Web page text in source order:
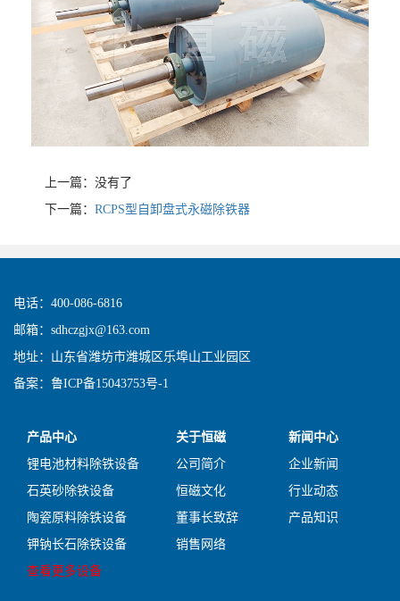
上一篇：没有了
下一篇： RCPS型自卸盘式永磁除铁器
电话：400-086-6816
邮箱：sdhczgjx@163.com
地址：山东省潍坊市潍城区乐埠山工业园区
备案： 鲁ICP备15043753号-1
产品中心
锂电池材料除铁设备
石英砂除铁设备
陶瓷原料除铁设备
钾钠长石除铁设备
查看更多设备
关于恒磁
公司简介
恒磁文化
董事长致辞
销售网络
新闻中心
企业新闻
行业动态
产品知识